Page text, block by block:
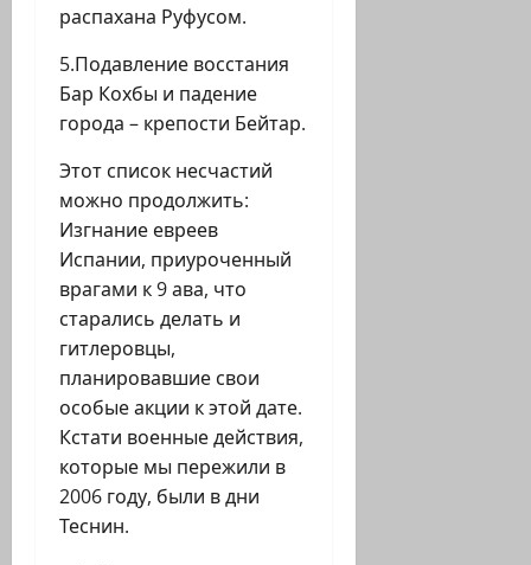
распахана Руфусом.
5.Подавление восстания
Бар Кохбы и падение
города – крепости Бейтар.
Этот список несчастий
можно продолжить:
Изгнание евреев
Испании, приуроченный
врагами к 9 ава, что
старались делать и
гитлеровцы,
планировавшие свои
особые акции к этой дате.
Кстати военные действия,
которые мы пережили в
2006 году, были в дни
Теснин.